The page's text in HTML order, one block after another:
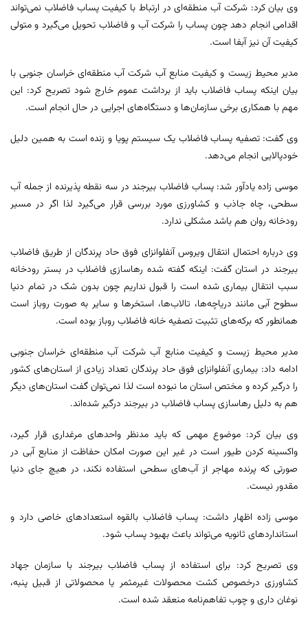
وی بیان کرد: شرکت آب منطقه‌ای در ارتباط با کیفیت پساب فاضلاب نمی‌تواند
اقدامی انجام دهد چون پساب را شرکت آب و فاضلاب تحویل می‌گیرد و متولی
کیفیت آن نیز آبفا است.
مدیر محیط زیست و کیفیت منابع آب شرکت آب منطقه‌ای خراسان جنوبی با
بیان اینکه پساب فاضلاب باید از برداشت عموم خارج شود تصریح کرد: این
مهم با همکاری برخی سازمان‌ها و دستگاه‌های اجرایی در حال انجام است.
وی گفت: تصفیه پساب فاضلاب یک سیستم پویا و زنده است به همین دلیل
خودپالایی انجام می‌دهد.
موسی زاده یادآور شد: پساب فاضلاب بیرجند در سه نقطه پذیرنده از جمله آب
سطحی، چاه جاذب و کشاورزی مورد بررسی قرار می‌گیرد لذا اگر در مسیر
رودخانه روان هم باشد مشکلی ندارد.
وی درباره احتمال انتقال ویروس آنفلوانزای فوق حاد پرندگان از طریق فاضلاب
بیرجند در استان گفت: اینکه گفته شده رهاسازی فاضلاب در بستر رودخانه
سبب انتقال بیماری شده است را قبول نداریم چون بدون شک در تمام دنیا
سطوح آبی مانند دریاچه‌ها، تالاب‌ها، استخرها و سایر به صورت روباز است
همانطور که برکه‌های تثبیت تصفیه خانه فاضلاب روباز بوده است.
مدیر محیط زیست و کیفیت منابع آب شرکت آب منطقه‌ای خراسان جنوبی
ادامه داد: بیماری آنفلوانزای فوق حاد پرندگان تعداد زیادی از استان‌های کشور
را درگیر کرده و مختص استان ما نبوده است لذا نمی‌توان گفت استان‌های دیگر
هم به دلیل رهاسازی پساب فاضلاب در بیرجند درگیر شده‌اند.
وی بیان کرد: موضوع مهمی که باید مدنظر واحدهای مرغداری قرار گیرد،
واکسینه کردن طیور است در غیر این صورت امکان حفاظت از منابع آبی در
صورتی که پرنده مهاجر از آب‌های سطحی استفاده نکند، در هیچ جای دنیا
مقدور نیست.
موسی زاده اظهار داشت: پساب فاضلاب بالقوه استعدادهای خاصی دارد و
استانداردهای ثانویه می‌تواند باعث بهبود پساب شود.
وی تصریح کرد: برای استفاده از پساب فاضلاب بیرجند با سازمان جهاد
کشاورزی درخصوص کشت محصولات غیرمثمر یا محصولاتی از قبیل پنبه،
نوغان داری و چوب تفاهم‌نامه منعقد شده است.